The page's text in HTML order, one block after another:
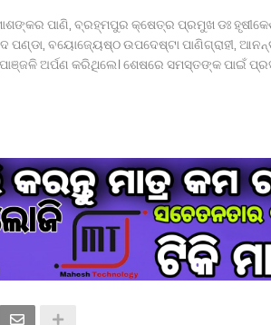
ପାଣି, ବ୍ରହ୍ମପୁର କ୍ଷେତ୍ର ପ୍ରମୁଖ ଡଃ ହୃଷୀକେଶ
ପଣ୍ଡା, ବୟୋଜ୍ୟେଷ୍ଠ ଉପଦେଷ୍ଟା ପାଣିଗ୍ରାହୀ,
ଅର୍ପଣ କରିଥିଲେ। ଶେଷରେ ସମସ୍ତଙ୍କ ପାଇଁ